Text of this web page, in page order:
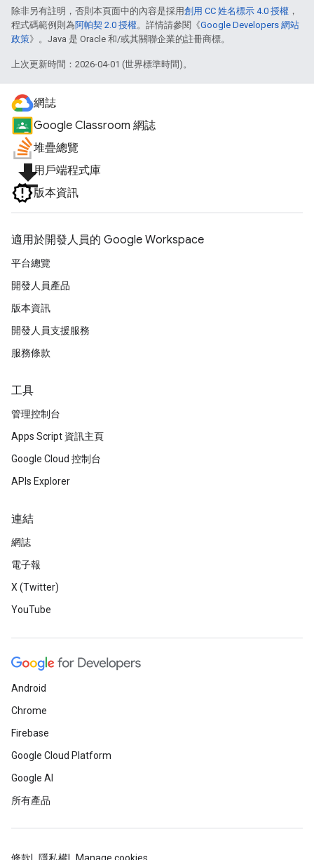
除非另有註明，否則本頁面中的內容是採用創用 CC 姓名標示 4.0 授權 ，
程式碼範例則為阿帕契 2.0 授權。詳情請參閱《Google Developers 網站
政策》。Java 是 Oracle 和/或其關聯企業的註冊商標。
上次更新時間：2026-04-01 (世界標準時間)。
網誌
Google Classroom 網誌
堆疊總覽
file_download用戶端程式庫
版本資訊
適用於開發人員的 Google Workspace
平台總覽
開發人員產品
版本資訊
開發人員支援服務
服務條款
工具
管理控制台
Apps Script 資訊主頁
Google Cloud 控制台
APIs Explorer
連結
網誌
電子報
X (Twitter)
YouTube
Android
Chrome
Firebase
Google Cloud Platform
Google AI
所有產品